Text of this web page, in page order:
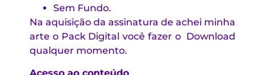
Sem Fundo.
Na aquisição da assinatura de achei minha
arte o Pack Digital você fazer o Download
qualquer momento.